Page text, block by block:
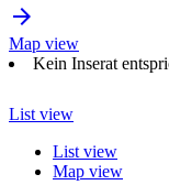
arrow_forward
Map view
Kein Inserat
List view
List view
Map view